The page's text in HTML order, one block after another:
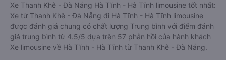
Xe Thanh Khê - Đà Nẵng Hà Tĩnh - Hà Tĩnh limousine tốt nhất:
Xe từ Thanh Khê - Đà Nẵng đi Hà Tĩnh - Hà Tĩnh limousine
được đánh giá chung có chất lượng Trung bình với điểm đánh
giá trung bình từ 4.5/5 dựa trên 57 phản hồi của hành khách
Xe limousine về Hà Tĩnh - Hà Tĩnh từ Thanh Khê - Đà Nẵng.